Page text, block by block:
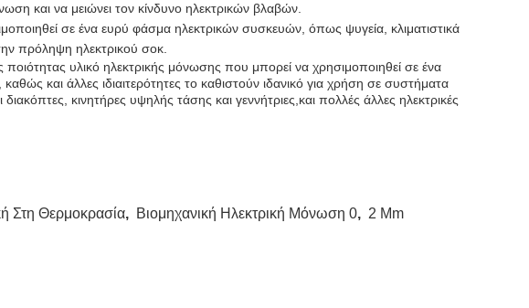
και να μειώνει τον κίνδυνο ηλεκτρικών βλαβών.
σε ένα ευρύ φάσμα ηλεκτρικών συσκευών, όπως ψυγεία, κλιματιστικά
πρόληψη ηλεκτρικού σοκ.
ποιότητας υλικό ηλεκτρικής μόνωσης που μπορεί να χρησιμοποιηθεί σε ένα
και άλλες ιδιαιτερότητες το καθιστούν ιδανικό για χρήση σε συστήματα
κινητήρες υψηλής τάσης και γεννήτριες,και πολλές άλλες ηλεκτρικές
Στη Θερμοκρασία, Βιομηχανική Ηλεκτρική Μόνωση 0, 2 Mm